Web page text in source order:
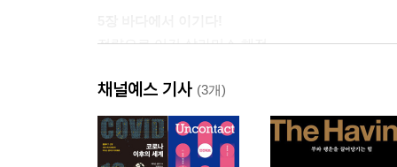
전략으로 이긴 살라미스 해전
6장 스파르타vs아테네
파르테논 신전과 펠로폰네소스 전쟁
7장 세계 정복을 꿈꾼 알렉산더
채널예스 기사 (3개)